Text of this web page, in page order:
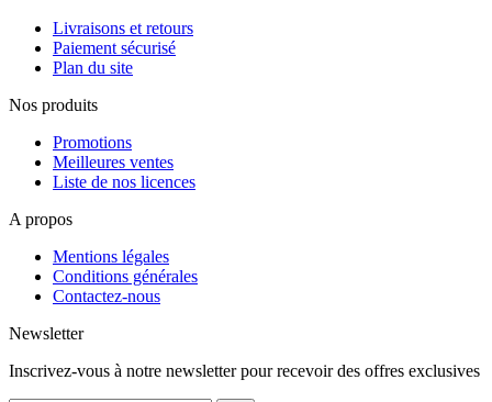
Livraisons et retours
Paiement sécurisé
Plan du site
Nos produits
Promotions
Meilleures ventes
Liste de nos licences
A propos
Mentions légales
Conditions générales
Contactez-nous
Newsletter
Inscrivez-vous à notre newsletter pour recevoir des offres exclusives